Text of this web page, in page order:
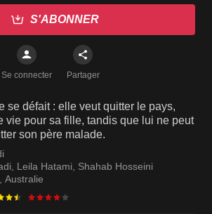
S'ABONNER
Se connecter Partager
se défait : elle veut quitter le pays,
vie pour sa fille, tandis que lui ne peut
son père malade.
Leila Hatami
Shahab Hosseini
Australie